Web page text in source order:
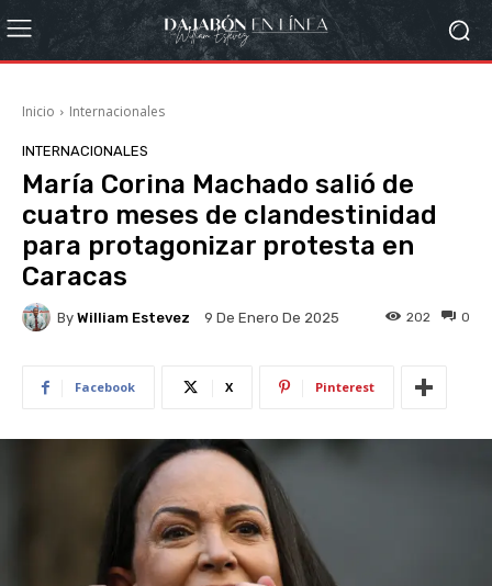
Inicio Internacionales
INTERNACIONALES
María Corina Machado salió de
cuatro meses de clandestinidad
para protagonizar protesta en
Caracas
By William Estevez 9 De Enero De 2025 0
202
Facebook X Pinterest